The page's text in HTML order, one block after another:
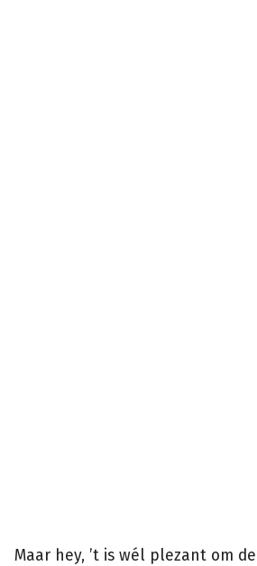
Maar hey, ’t is wél plezant om